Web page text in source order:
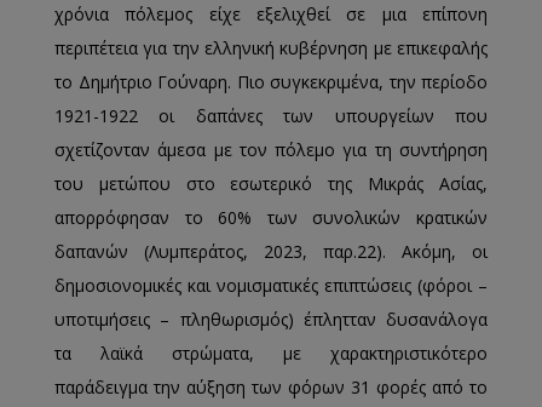
χρόνια πόλεμος είχε εξελιχθεί σε μια επίπονη
περιπέτεια για την ελληνική κυβέρνηση με επικεφαλής
το Δημήτριο Γούναρη. Πιο συγκεκριμένα, την περίοδο
1921-1922 οι δαπάνες των υπουργείων που
σχετίζονταν άμεσα με τον πόλεμο για τη συντήρηση
του μετώπου στο εσωτερικό της Μικράς Ασίας,
απορρόφησαν το 60% των συνολικών κρατικών
δαπανών (Λυμπεράτος, 2023, παρ.22). Ακόμη, οι
δημοσιονομικές και νομισματικές επιπτώσεις (φόροι –
υποτιμήσεις – πληθωρισμός) έπλητταν δυσανάλογα
τα λαϊκά στρώματα, με χαρακτηριστικότερο
παράδειγμα την αύξηση των φόρων 31 φορές από το